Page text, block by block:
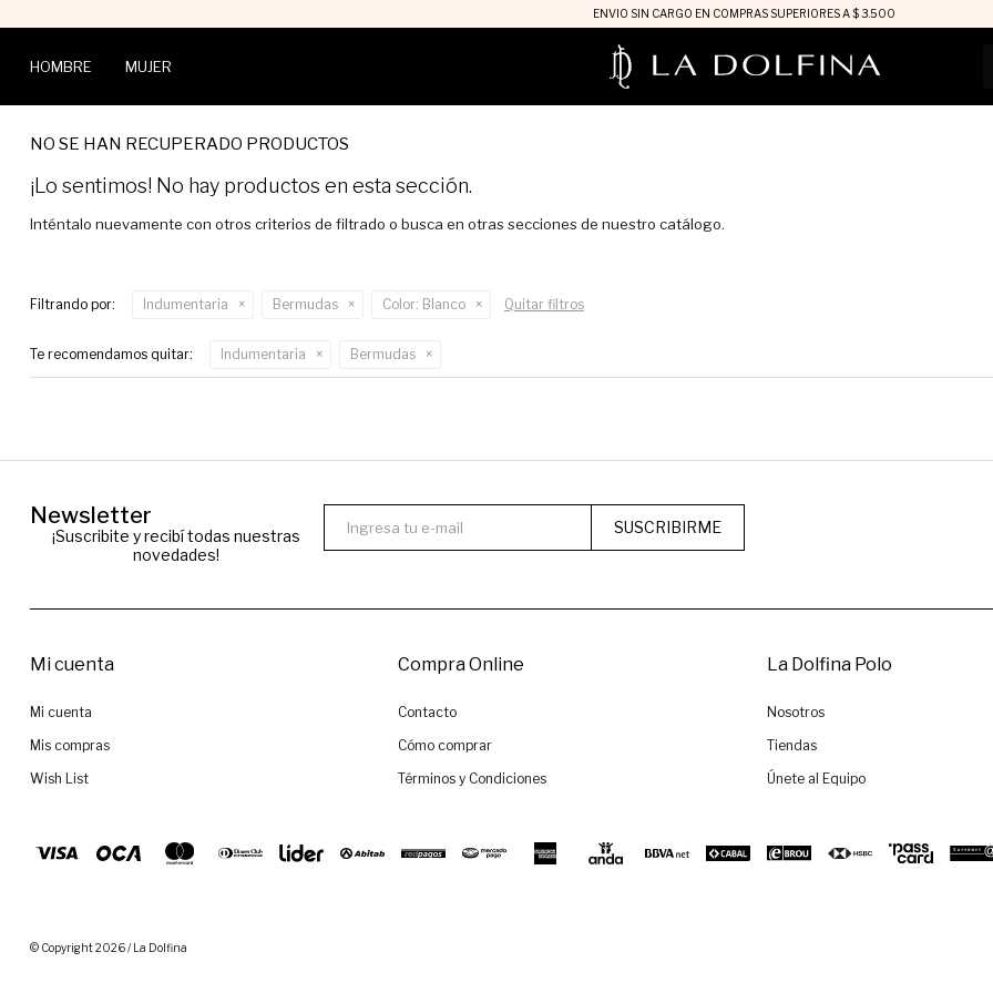
ENVIO SIN CARGO EN COMPRAS SUPERIORES A $ 3.500
HOMBRE MUJER
NO SE HAN RECUPERADO PRODUCTOS
¡Lo sentimos! No hay productos en esta sección.
Inténtalo nuevamente con otros criterios de filtrado o busca en otras secciones de nuestro catálogo.
Filtrando por: Indumentaria Bermudas Color: Blanco Quitar filtros
Te recomendamos quitar: Indumentaria Bermudas
Newsletter
¡Suscribite y recibí todas nuestras
novedades!
SUSCRIBIRME
Mi cuenta
Mi cuenta
Mis compras
Wish List
Compra Online
Contacto
Cómo comprar
Términos y Condiciones
La Dolfina Polo
Nosotros
Tiendas
Únete al Equipo
© Copyright 2026 / La Dolfina